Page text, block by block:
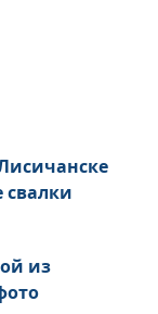
свалки
из